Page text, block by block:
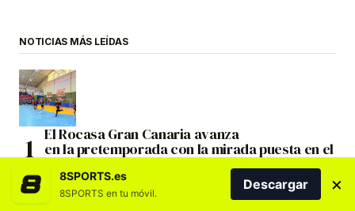
NOTICIAS MÁS LEÍDAS
El Rocasa Gran Canaria avanza
en la pretemporada con la mirada puesta en el
V Torneo Internacional Servatur Costa Mogán
8SPORTS.es
8SPORTS en tu móvil.
Descargar ×